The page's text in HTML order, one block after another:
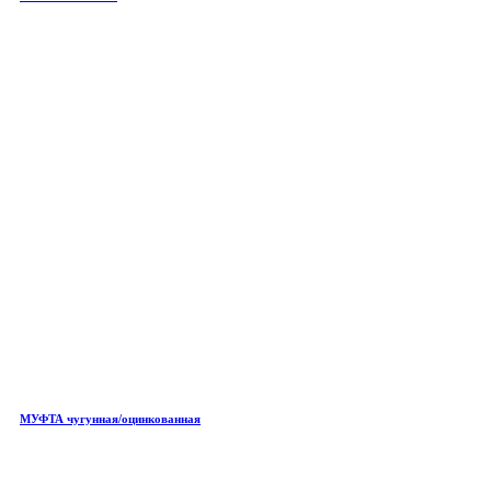
МУФТА чугунная/оцинкованная